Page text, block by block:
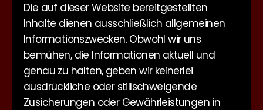
Die auf dieser Website bereitgestellten
Inhalte dienen ausschließlich allgemeinen
Informationszwecken. Obwohl wir uns
bemühen, die Informationen aktuell und
genau zu halten, geben wir keinerlei
ausdrückliche oder stillschweigende
Zusicherungen oder Gewährleistungen in